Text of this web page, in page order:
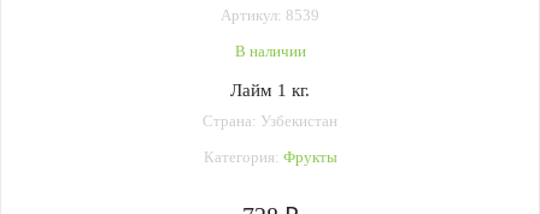
Артикул: 8539
В наличии
Лайм 1 кг.
Страна: Узбекистан
Категория: Фрукты